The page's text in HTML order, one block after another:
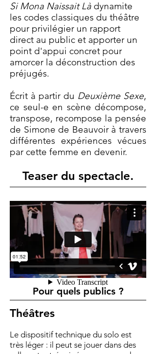
Si Mona Naissait Là dynamite
les codes classiques du théâtre
pour privilégier un rapport
direct au public et apporter un
point d'appui concret pour
amorcer la déconstruction des
préjugés.
Écrit à partir du Deuxième Sexe,
ce seul-e en scène décompose,
transpose, recompose la pensée
de Simone de Beauvoir à travers
différentes expériences vécues
par cette femme en devenir.
Teaser du spectacle.
Pour quels publics ?
Théâtres
Le dispositif technique du solo est
très léger : il peut se jouer dans des